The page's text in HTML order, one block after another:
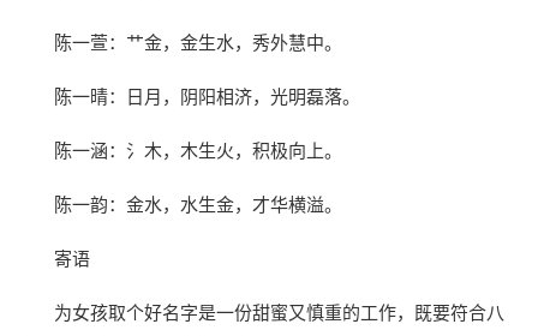
陈一萱：艹金，金生水，秀外慧中。
陈一晴：日月，阴阳相济，光明磊落。
陈一涵：氵木，木生火，积极向上。
陈一韵：金水，水生金，才华横溢。
寄语
为女孩取个好名字是一份甜蜜又慎重的工作，既要符合八